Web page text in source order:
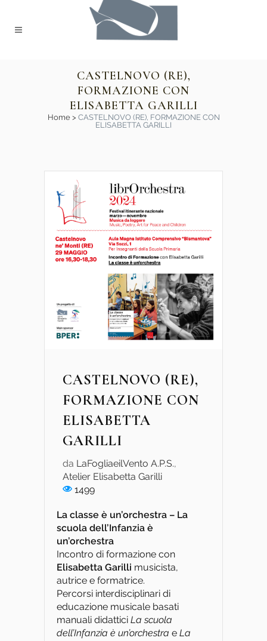
CASTELNOVO (RE),
FORMAZIONE CON
ELISABETTA GARILLI
Home> CASTELNOVO (RE), FORMAZIONE CON
ELISABETTA GARILLI
CASTELNOVO (RE),
FORMAZIONE CON
ELISABETTA
GARILLI
da LaFogliaeilVento A.P.S.,
Atelier Elisabetta Garilli
1499
La classe è un’orchestra – La
scuola dell’Infanzia è
un’orchestra
Incontro di formazione con
Elisabetta Garilli musicista,
autrice e formatrice.
Percorsi interdisciplinari di
educazione musicale basati
manuali didattici La scuola
dell’Infanzia è un’orchestra e La